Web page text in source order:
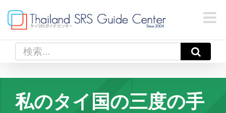
content
索
私のタイ国の三度の手